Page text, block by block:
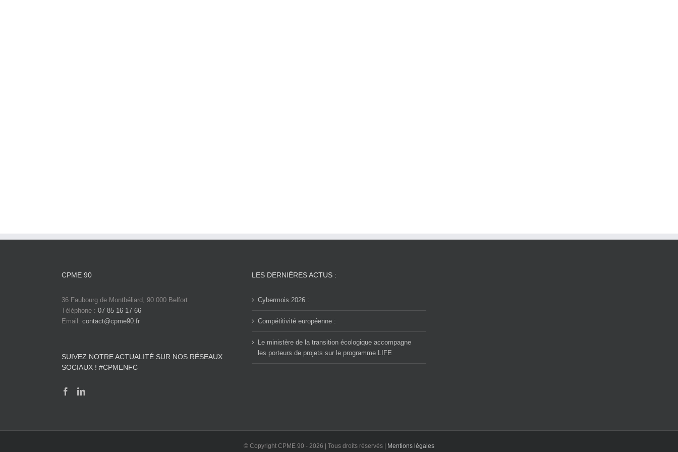
CPME 90
36 Faubourg de Montbéliard, 90 000 Belfort
Téléphone : 07 85 16 17 66
Email: contact@cpme90.fr
SUIVEZ NOTRE ACTUALITÉ SUR NOS RÉSEAUX
SOCIAUX ! #CPMENFC
LES DERNIÈRES ACTUS :
Cybermois 2026 :
Compétitivité européenne :
Le ministère de la transition écologique accompagne
les porteurs de projets sur le programme LIFE
© Copyright CPME 90 - 2026 | Tous droits réservés | Mentions légales